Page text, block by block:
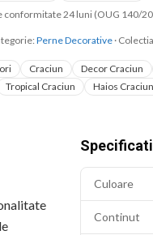
conformitate 24 luni (OUG 140/
Perne Decorative ·
Craciun Decor Craciun
Tropical Craciun Haios Craciun
Culoare
Continut